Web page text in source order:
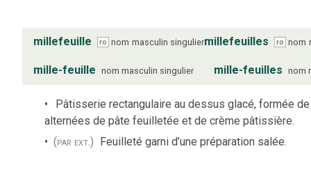
millefeuille ro nom masculin singuliermillefeuilles ro nom
mille-feuille nom masculin singulier mille-feuilles nom
Pâtisserie rectangulaire au dessus glacé, formée
alternées de pâte feuilletée et de crème pâtissière.
(par ext.) Feuilleté garni d’une préparation salée.